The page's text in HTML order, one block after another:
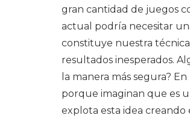
gran cantidad de juegos
actual podría necesitar
constituye nuestra
resultados inesperados.
la manera más segura?
porque imaginan que es
explota esta idea creando